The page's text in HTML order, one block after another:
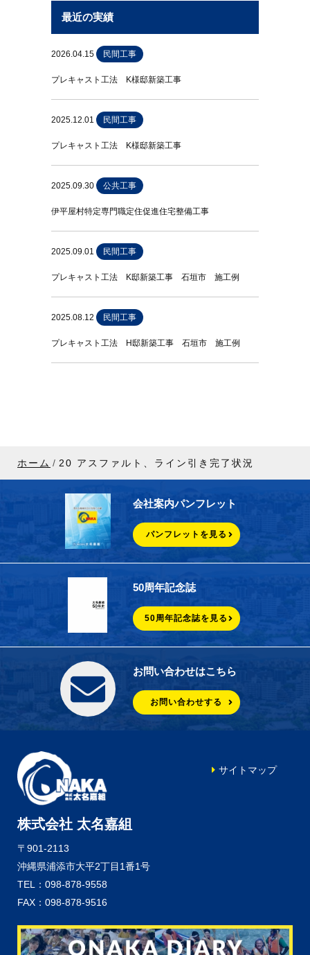
最近の実績
2026.04.15 民間工事
プレキャスト工法 K様邸新築工事
2025.12.01 民間工事
プレキャスト工法 K様邸新築工事
2025.09.30 公共工事
伊平屋村特定専門職定住促進住宅整備工事
2025.09.01 民間工事
プレキャスト工法 K邸新築工事 石垣市 施工例
2025.08.12 民間工事
プレキャスト工法 H邸新築工事 石垣市 施工例
ホーム 20 アスファルト、ライン引き完了状況
会社案内パンフレット
パンフレットを見る
50周年記念誌
50周年記念誌を見る
お問い合わせはこちら
お問い合わせする
株式会社 太名嘉組
〒901-2113
沖縄県浦添市大平2丁目1番1号
TEL：098-878-9558
FAX：098-878-9516
サイトマップ